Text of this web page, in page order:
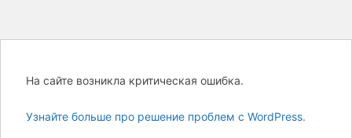
На сайте возникла критическая ошибка.
Узнайте больше про решение проблем с WordPress.